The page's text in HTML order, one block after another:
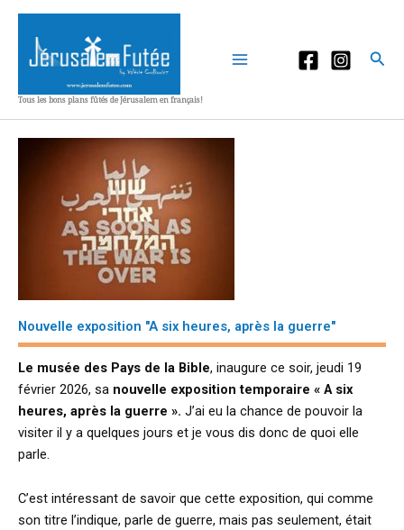
Aller
contenu
Tous les bons plans fûtés de Jérusalem en français!
Nouvelle exposition "A six heures, après la guerre"
Le musée des Pays de la Bible, inaugure ce soir, jeudi 19
février 2026, sa nouvelle exposition temporaire « A six
heures, après la guerre ». J’ai eu la chance de pouvoir la
visiter il y a quelques jours et je vous dis donc de quoi elle
parle.
C’est intéressant de savoir que cette exposition, qui comme
son titre l’indique, parle de guerre, mais pas seulement, était